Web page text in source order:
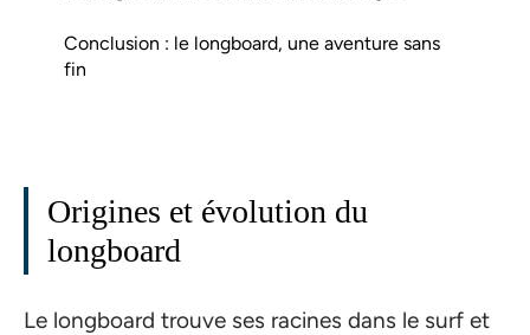
Conclusion : le longboard, une aventure sans
fin
Origines et évolution du
longboard
Le longboard trouve ses racines dans le surf et